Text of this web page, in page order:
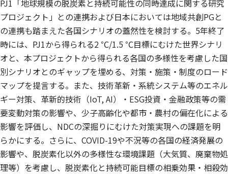
PJ1「地球規模の脱炭素と持続可能性の同時達成に関する研究
プロジェクト」との連携および日本においては地域共創PGと
の連携も踏まえた各国シナリオの蓋然性を検討する。5年終了
時には、PJ1から得られる2 ℃/1.5 ℃目標にむけた世界シナリ
オと、本プロジェクトから得られる各国の多様性を考慮した国
別シナリオとのギャップを埋める、対策・施策・制度のロード
マップを提言する。また、技術革新・系統システム等のエネル
ギー対策、革新的技術（IoT, AI）・ESG投資・金融政策等の需
要変動対策の影響や、少子高齢化や都市・農村の偏在化による
影響を評価し、NDCの深掘りにむけた対策実現への課題を明
らかにする。さらに、COVID-19や不況等の各国の経済発展の
影響や、脱炭素化以外の多様性な環境課題（大気質、廃棄物処
理等）を考慮し、脱炭素化と持続可能目標の相乗効果・相殺効